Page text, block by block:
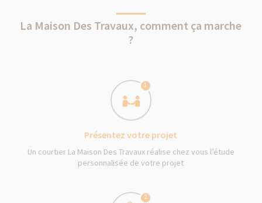
La Maison Des Travaux, comment ça marche
?
1
Présentez votre projet
Un courtier La Maison Des Travaux réalise chez vous l’étude
personnalisée de votre projet
2